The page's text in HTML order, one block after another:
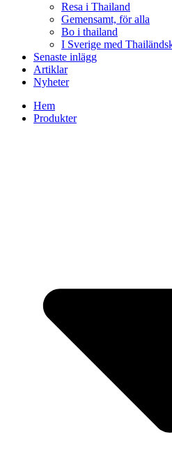
Resa i Thailand
Gemensamt, för alla
Bo i thailand
I Sverige med
Senaste inlägg
Artiklar
Nyheter
Hem
Produkter